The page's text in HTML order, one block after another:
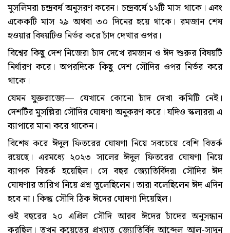
মুসলিমরা চন্দ্রবর্ষ অনুসরণ করেন। চন্দ্রবর্ষে ১২টি মাস থাকে। এবং
একেকটি মাস ২৯ অথবা ৩০ দিনের হয়ে থাকে। রমজান শেষ
হওয়ার বিষয়টিও নির্ভর করে চাঁদ দেখার ওপর।
বিশ্বের কিছু দেশ নিজেরা চাঁদ দেখে রমজান ও ঈদ শুরুর বিষয়টি
নির্ধারণ করে। অপরদিকে কিছু দেশ সৌদির ওপর নির্ভর করে
থাকে।
যেমন যুক্তরাজ্যে— যেখানে কোনো চাঁদ দেখা কমিটি নেই।
দেশটির মুসল্লিরা সৌদির ঘোষণা অনুকরণ করে। যদিও স্কলাররা এ
ব্যাপারে মানা করে থাকেন।
বিশেষ করে ঈদুল ফিতরের ঘোষণা নিয়ে সবচেয়ে বেশি বিতর্ক
রয়েছে। এরমধ্যে ২০২৩ সালের ঈদুল ফিতরের ঘোষণা নিয়ে
ব্যাপক বিতর্ক হয়েছিল। সে বছর জ্যোতির্বিদরা সৌদির ঈদ
ঘোষণার তারিখ নিয়ে প্রশ্ন তুলেছিলেন। তারা বলেছিলেন ঈদ এদিন
হবে না। কিন্তু সৌদি ঠিক ঈদের ঘোষণা দিয়েছিল।
ওই বছরের ২০ এপ্রিল সৌদি আরব ঈদের চাঁদের অনুসন্ধান